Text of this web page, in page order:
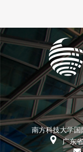
南方科技大学
广东